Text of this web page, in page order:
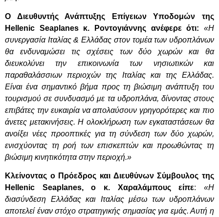
Ο Διευθυντής Ανάπτυξης Επίγειων Υποδομών της
Hellenic Seaplanes κ. Ροντογιάννης ανέφερε ότι:
«Η
συνεργασία Ιταλίας & Ελλάδας στον τομέα των υδροπλάνων
θα ενδυναμώσει τις σχέσεις των δύο χωρών και θα
διευκολύνει την επικοινωνία των νησιωτικών και
παραθαλάσσιων περιοχών της Ιταλίας και της Ελλάδας.
Είναι ένα σημαντικό βήμα προς τη βιώσιμη ανάπτυξη του
τουρισμού σε συνδυασμό με τα υδροπλάνα, δίνοντας στους
επιβάτες την ευκαιρία να απολαύσουν γρηγορότερες και πιο
άνετες μετακινήσεις. Η ολοκλήρωση των εγκαταστάσεων θα
ανοίξει νέες προοπτικές για τη σύνδεση των δύο χωρών,
ενισχύοντας τη ροή των επισκεπτών και προωθώντας τη
βιώσιμη κινητικότητα στην περιοχή.»
Κλείνοντας ο Πρόεδρος και Διευθύνων Σύμβουλος της
Hellenic Seaplanes, ο κ. Χαραλάμπους είπε:«Η
διασύνδεση Ελλάδας και Ιταλίας μέσω των υδροπλάνων
αποτελεί έναν στόχο στρατηγικής σημασίας για εμάς. Αυτή η